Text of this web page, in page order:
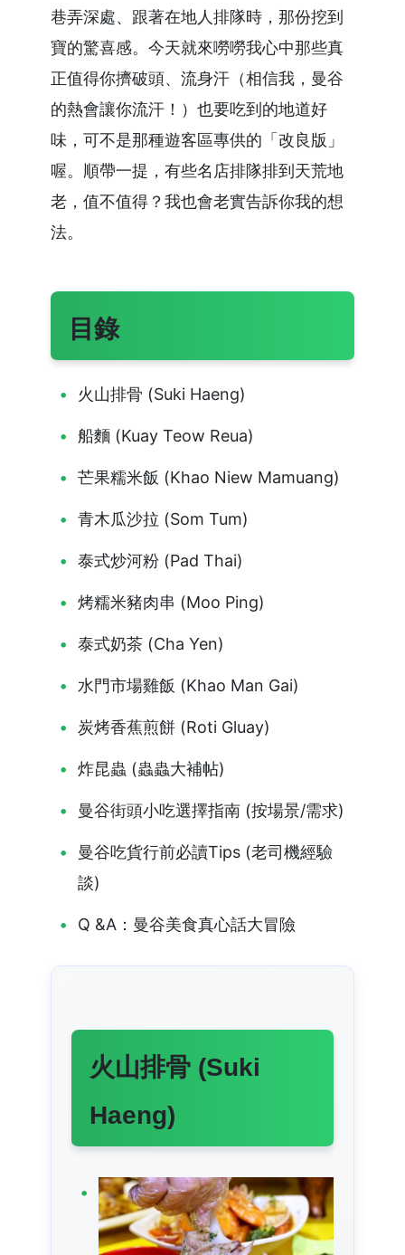
巷弄深處、跟著在地人排隊時，那份挖到
寶的驚喜感。今天就來嘮嘮我心中那些真
正值得你擠破頭、流身汗（相信我，曼谷
的熱會讓你流汗！）也要吃到的地道好
味，可不是那種遊客區專供的「改良版」
喔。順帶一提，有些名店排隊排到天荒地
老，值不值得？我也會老實告訴你我的想
法。
目錄
火山排骨 (Suki Haeng)
船麵 (Kuay Teow Reua)
芒果糯米飯 (Khao Niew Mamuang)
青木瓜沙拉 (Som Tum)
泰式炒河粉 (Pad Thai)
烤糯米豬肉串 (Moo Ping)
泰式奶茶 (Cha Yen)
水門市場雞飯 (Khao Man Gai)
炭烤香蕉煎餅 (Roti Gluay)
炸昆蟲 (蟲蟲大補帖)
曼谷街頭小吃選擇指南 (按場景/需求)
曼谷吃貨行前必讀Tips (老司機經驗
談)
Q &A：曼谷美食真心話大冒險
火山排骨 (Suki
Haeng)